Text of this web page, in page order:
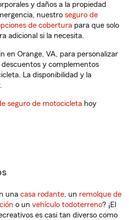
y daños a la propiedad
nuestro seguro de
de cobertura para que solo
adicional si la necesita.
en Orange, VA, para personalizar
y complementos
La disponibilidad y la
seguro de motocicleta hoy
una casa rodante, un remolque de
o un vehículo todoterreno? ¡El
es casi tan diverso como